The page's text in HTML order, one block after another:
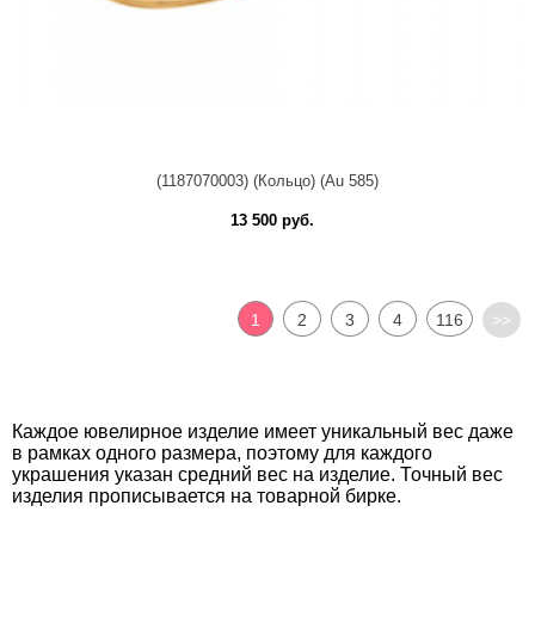
(1187070003) (Кольцо) (Au 585)
13 500 руб.
1 2 3 4 116 >>
Каждое ювелирное изделие имеет уникальный вес даже
в рамках одного размера, поэтому для каждого
украшения указан средний вес на изделие. Точный вес
изделия прописывается на товарной бирке.